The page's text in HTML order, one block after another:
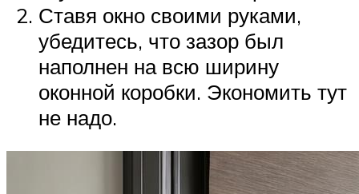
Ставя окно своими руками,
убедитесь, что зазор был
наполнен на всю ширину
оконной коробки. Экономить тут
не надо.